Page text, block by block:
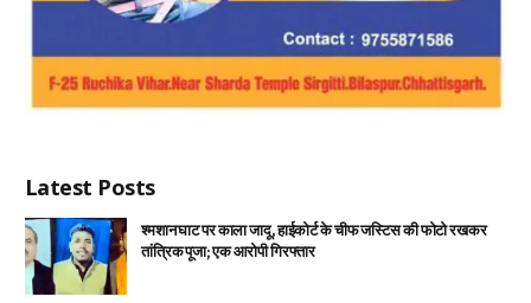
Latest Posts
श्मशान घाट पर काला जादू, हाईकोर्ट के चीफ जस्टिस की फोटो रखकर
तांत्रिक पूजा; एक आरोपी गिरफ्तार